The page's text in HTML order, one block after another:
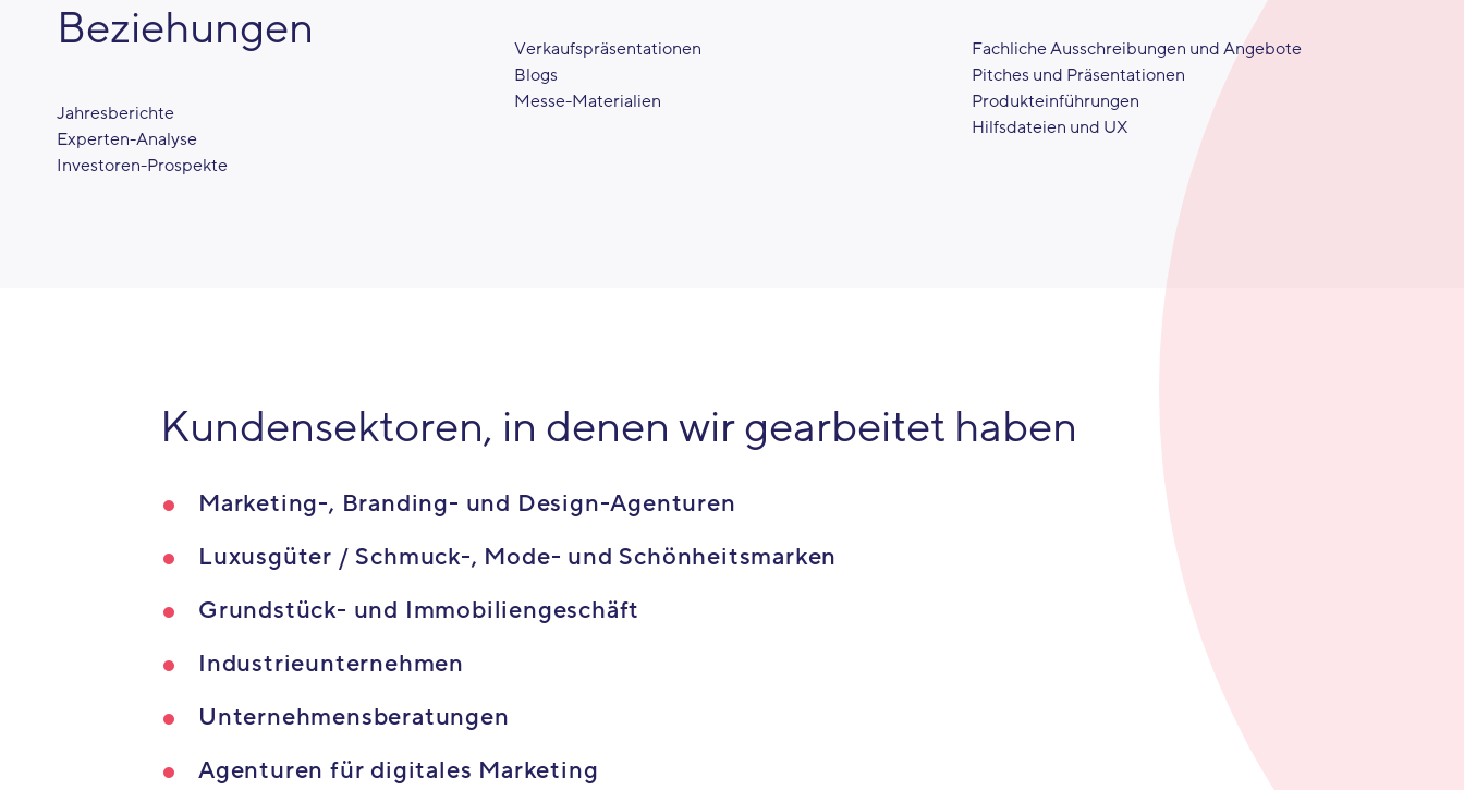
Beziehungen
Jahresberichte
Experten-Analyse
Investoren-Prospekte
Verkaufspräsentationen
Blogs
Messe-Materialien
Fachliche Ausschreibungen und Angebote
Pitches und Präsentationen
Produkteinführungen
Hilfsdateien und UX
Kundensektoren, in denen wir gearbeitet haben
Marketing-, Branding- und Design-Agenturen
Luxusgüter / Schmuck-, Mode- und Schönheitsmarken
Grundstück- und Immobiliengeschäft
Industrieunternehmen
Unternehmensberatungen
Agenturen für digitales Marketing